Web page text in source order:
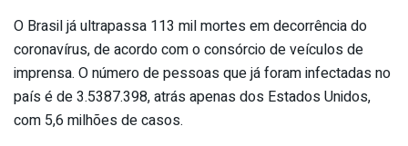
O Brasil já ultrapassa 113 mil mortes em decorrência do
coronavírus, de acordo com o consórcio de veículos de
imprensa. O número de pessoas que já foram infectadas no
país é de 3.5387.398, atrás apenas dos Estados Unidos,
com 5,6 milhões de casos.